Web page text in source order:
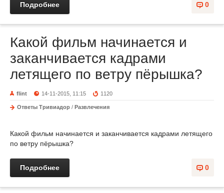
0
Подробнее
Какой фильм начинается и
заканчивается кадрами
летящего по ветру пёрышка?
flint 14-11-2015, 11:15 1120
Ответы Тривиадор / Развлечения
Какой фильм начинается и заканчивается кадрами летящего
по ветру пёрышка?
0
Подробнее